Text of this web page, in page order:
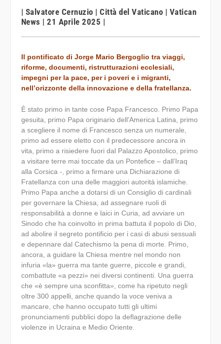
| Salvatore Cernuzio | Città del Vaticano | Vatican
News | 21 Aprile 2025 |
Il pontificato di Jorge Mario Bergoglio tra viaggi,
riforme, documenti, ristrutturazioni ecclesiali,
impegni per la pace, per i poveri e i migranti,
nell’orizzonte della innovazione e della fratellanza.
È stato primo in tante cose Papa Francesco. Primo Papa
gesuita, primo Papa originario dell’America Latina, primo
a scegliere il nome di Francesco senza un numerale,
primo ad essere eletto con il predecessore ancora in
vita, primo a risiedere fuori dal Palazzo Apostolico, primo
a visitare terre mai toccate da un Pontefice – dall’Iraq
alla Corsica -, primo a firmare una Dichiarazione di
Fratellanza con una delle maggiori autorità islamiche.
Primo Papa anche a dotarsi di un Consiglio di cardinali
per governare la Chiesa, ad assegnare ruoli di
responsabilità a donne e laici in Curia, ad avviare un
Sinodo che ha coinvolto in prima battuta il popolo di Dio,
ad abolire il segreto pontificio per i casi di abusi sessuali
e depennare dal Catechismo la pena di morte. Primo,
ancora, a guidare la Chiesa mentre nel mondo non
infuria «la» guerra ma tante guerre, piccole e grandi,
combattute «a pezzi» nei diversi continenti. Una guerra
che «è sempre una sconfitta», come ha ripetuto negli
oltre 300 appelli, anche quando la voce veniva a
mancare, che hanno occupato tutti gli ultimi
pronunciamenti pubblici dopo la deflagrazione delle
violenze in Ucraina e Medio Oriente.